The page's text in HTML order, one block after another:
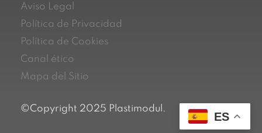
Aviso Legal
Política de Privacidad
Política de Cookies
Canal ético
Mapa del Sitio
©Copyright 2025 Plastimodul.
ES